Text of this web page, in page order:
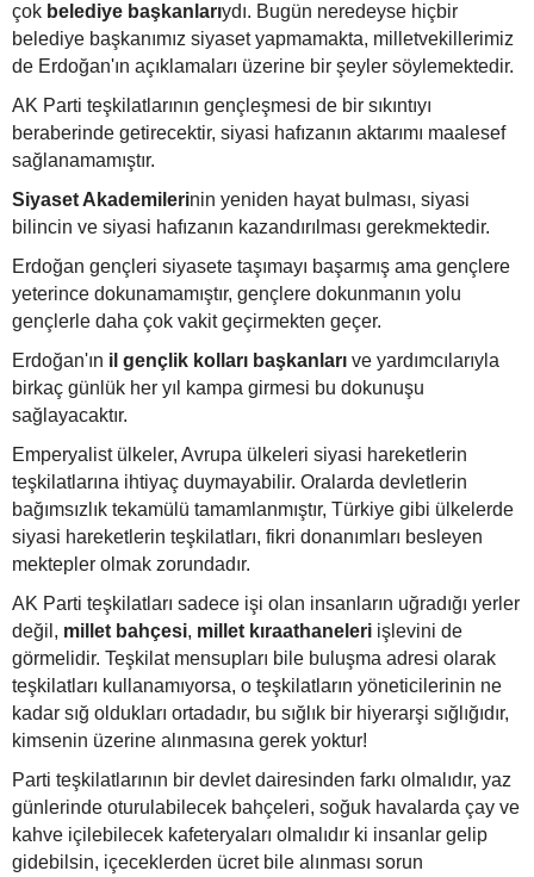
çok belediye başkanlarıydı. Bugün neredeyse hiçbir
belediye başkanımız siyaset yapmamakta, milletvekillerimiz
de Erdoğan'ın açıklamaları üzerine bir şeyler söylemektedir.
AK Parti teşkilatlarının gençleşmesi de bir sıkıntıyı
beraberinde getirecektir, siyasi hafızanın aktarımı maalesef
sağlanamamıştır.
Siyaset Akademilerinin yeniden hayat bulması, siyasi
bilincin ve siyasi hafızanın kazandırılması gerekmektedir.
Erdoğan gençleri siyasete taşımayı başarmış ama gençlere
yeterince dokunamamıştır, gençlere dokunmanın yolu
gençlerle daha çok vakit geçirmekten geçer.
Erdoğan'ın il gençlik kolları başkanları ve yardımcılarıyla
birkaç günlük her yıl kampa girmesi bu dokunuşu
sağlayacaktır.
Emperyalist ülkeler, Avrupa ülkeleri siyasi hareketlerin
teşkilatlarına ihtiyaç duymayabilir. Oralarda devletlerin
bağımsızlık tekamülü tamamlanmıştır, Türkiye gibi ülkelerde
siyasi hareketlerin teşkilatları, fikri donanımları besleyen
mektepler olmak zorundadır.
AK Parti teşkilatları sadece işi olan insanların uğradığı yerler
değil, millet bahçesi, millet kıraathaneleri işlevini de
görmelidir. Teşkilat mensupları bile buluşma adresi olarak
teşkilatları kullanamıyorsa, o teşkilatların yöneticilerinin ne
kadar sığ oldukları ortadadır, bu sığlık bir hiyerarşi sığlığıdır,
kimsenin üzerine alınmasına gerek yoktur!
Parti teşkilatlarının bir devlet dairesinden farkı olmalıdır, yaz
günlerinde oturulabilecek bahçeleri, soğuk havalarda çay ve
kahve içilebilecek kafeteryaları olmalıdır ki insanlar gelip
gidebilsin, içeceklerden ücret bile alınması sorun